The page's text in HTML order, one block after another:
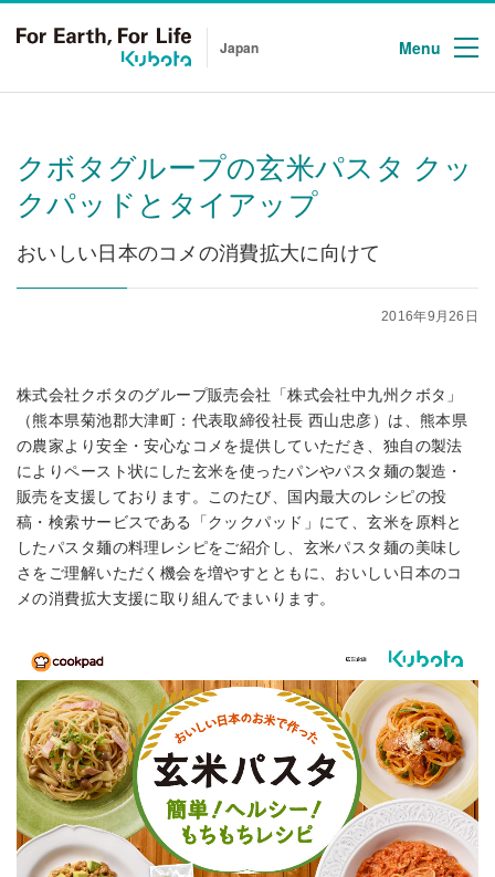
Japan Menu
クボタグループの玄米パスタ クッ
クパッドとタイアップ
おいしい日本のコメの消費拡大に向けて
2016年9月26日
株式会社クボタのグループ販売会社「株式会社中九州クボタ」
（熊本県菊池郡大津町：代表取締役社長 西山忠彦）は、熊本県
の農家より安全・安心なコメを提供していただき、独自の製法
によりペースト状にした玄米を使ったパンやパスタ麺の製造・
販売を支援しております。このたび、国内最大のレシピの投
稿・検索サービスである「クックパッド」にて、玄米を原料と
したパスタ麺の料理レシピをご紹介し、玄米パスタ麺の美味し
さをご理解いただく機会を増やすとともに、おいしい日本のコ
メの消費拡大支援に取り組んでまいります。